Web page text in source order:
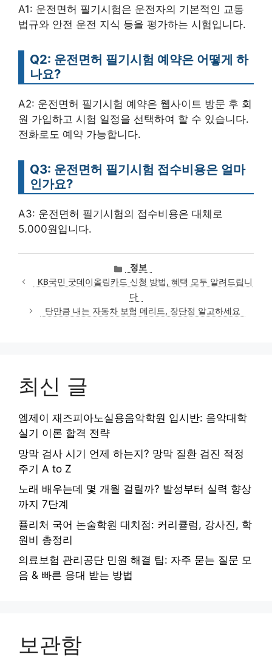
A1: 운전면허 필기시험은 운전자의 기본적인 교통
법규와 안전 운전 지식 등을 평가하는 시험입니다.
Q2: 운전면허 필기시험 예약은 어떻게 하
나요?
A2: 운전면허 필기시험 예약은 웹사이트 방문 후 회
원 가입하고 시험 일정을 선택하여 할 수 있습니다.
전화로도 예약 가능합니다.
Q3: 운전면허 필기시험 접수비용은 얼마
인가요?
A3: 운전면허 필기시험의 접수비용은 대체로
5.000원입니다.
카
테
고
리
정보
KB국민 굿데이올림카드 신청 방법, 혜택 모두 알려드립니
다
탄만큼 내는 자동차 보험 메리트, 장단점 알고하세요
최신 글
엠제이 재즈피아노실용음악학원 입시반: 음악대학
실기 이론 합격 전략
망막 검사 시기 언제 하는지? 망막 질환 검진 적정
주기 A to Z
노래 배우는데 몇 개월 걸릴까? 발성부터 실력 향상
까지 7단계
퓰리처 국어 논술학원 대치점: 커리큘럼, 강사진, 학
원비 총정리
의료보험 관리공단 민원 해결 팁: 자주 묻는 질문 모
음 & 빠른 응대 받는 방법
보관함